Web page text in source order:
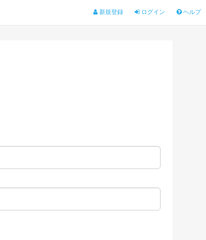
新規登録 ログイン ヘルプ